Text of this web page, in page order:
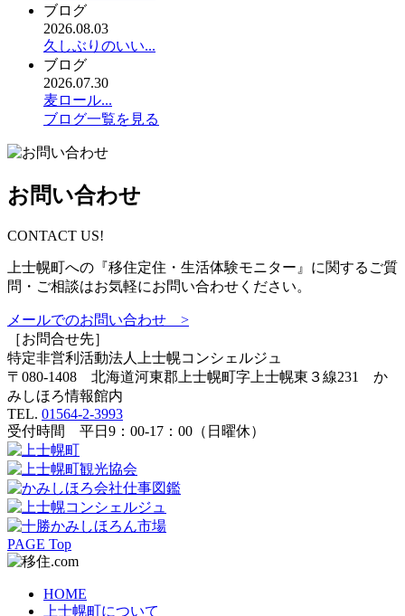
ブログ
2026.08.03
久しぶりのいい...
ブログ
2026.07.30
麦ロール...
ブログ一覧を見る
お問い合わせ
CONTACT US!
上士幌町への『移住定住・生活体験モニター』に関するご質
問・ご相談はお気軽にお問い合わせください。
メールでのお問い合わせ >
［お問合せ先］
特定非営利活動法人
上士幌コンシェルジュ
〒080-1408 北海道河東郡上士幌町字上士幌東３線231 か
みしほろ情報館内
TEL. 01564-2-3993
受付時間 平日9：00-17：00（日曜休）
PAGE Top
HOME
上士幌町について